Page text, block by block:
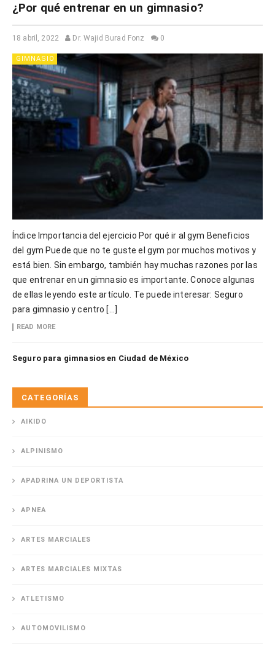
¿Por qué entrenar en un gimnasio?
18 abril, 2022 Dr. Wajid Burad Fonz 0
GIMNASIO
Índice Importancia del ejercicio Por qué ir al gym Beneficios
del gym Puede que no te guste el gym por muchos motivos y
está bien. Sin embargo, también hay muchas razones por las
que entrenar en un gimnasio es importante. Conoce algunas
de ellas leyendo este artículo. Te puede interesar: Seguro
para gimnasio y centro […]
READ MORE
Seguro para gimnasios en Ciudad de México
CATEGORÍAS
AIKIDO
ALPINISMO
APADRINA UN DEPORTISTA
APNEA
ARTES MARCIALES
ARTES MARCIALES MIXTAS
ATLETISMO
AUTOMOVILISMO